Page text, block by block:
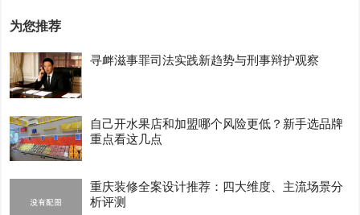
为您推荐
寻衅滋事罪司法实践新趋势与刑事辩护观察
自己开水果店和加盟哪个风险更低？新手选品牌
重点看这几点
重庆装修全案设计推荐：四大维度、主流场景分
析评测